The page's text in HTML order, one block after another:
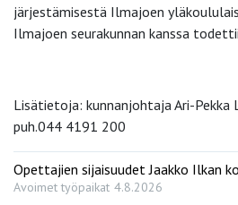
järjestämisestä Ilmajoen
Ilmajoen seurakunnan kanssa
Lisätietoja: kunnanjohtaja Ari-Pekka
puh.044 4191 200
Opettajien sijaisuudet Jaakko Ilkan
Avoimet työpaikat 4.8.2026